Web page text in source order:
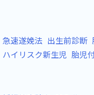
急速遂娩法 出生前診断
ハイリスク新生児 胎児